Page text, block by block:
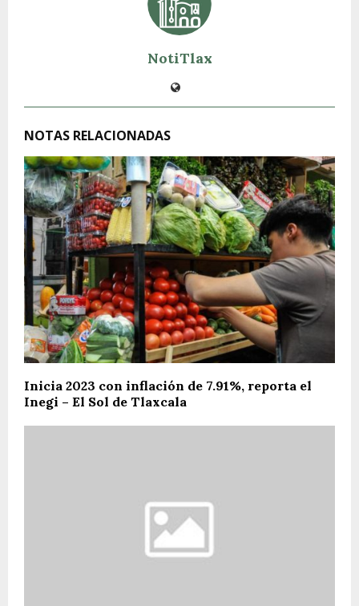
NotiTlax
NOTAS RELACIONADAS
Inicia 2023 con inflación de 7.91%, reporta el
Inegi – El Sol de Tlaxcala